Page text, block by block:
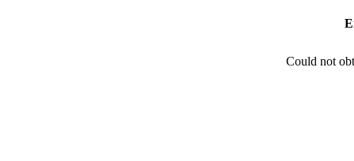
Could not